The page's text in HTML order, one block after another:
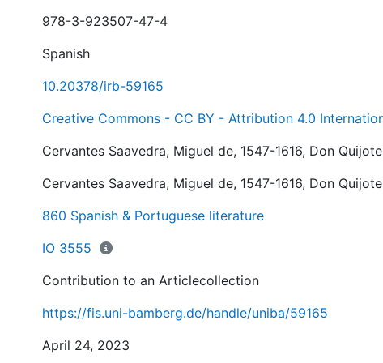
978-3-923507-47-4
Spanish
10.20378/irb-59165
Creative Commons - CC BY - Attribution 4.0
Cervantes Saavedra, Miguel de, 1547-1616, Don Quijote
Cervantes Saavedra, Miguel de, 1547-1616, Don Quijote
860 Spanish & Portuguese literature
IO 3555
Contribution to an Articlecollection
https://fis.uni-bamberg.de/handle/uniba/59165
April 24, 2023